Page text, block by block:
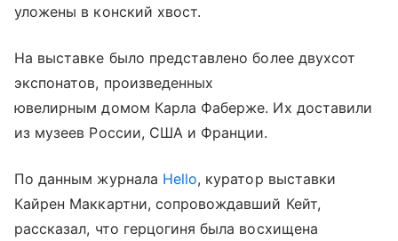
уложены в конский хвост.
На выставке было представлено более двухсот
экспонатов, произведенных
ювелирным домом Карла Фаберже. Их доставили
из музеев России, США и Франции.
По данным журнала Hello, куратор выставки
Кайрен Маккартни, сопровождавший Кейт,
рассказал, что герцогиня была восхищена